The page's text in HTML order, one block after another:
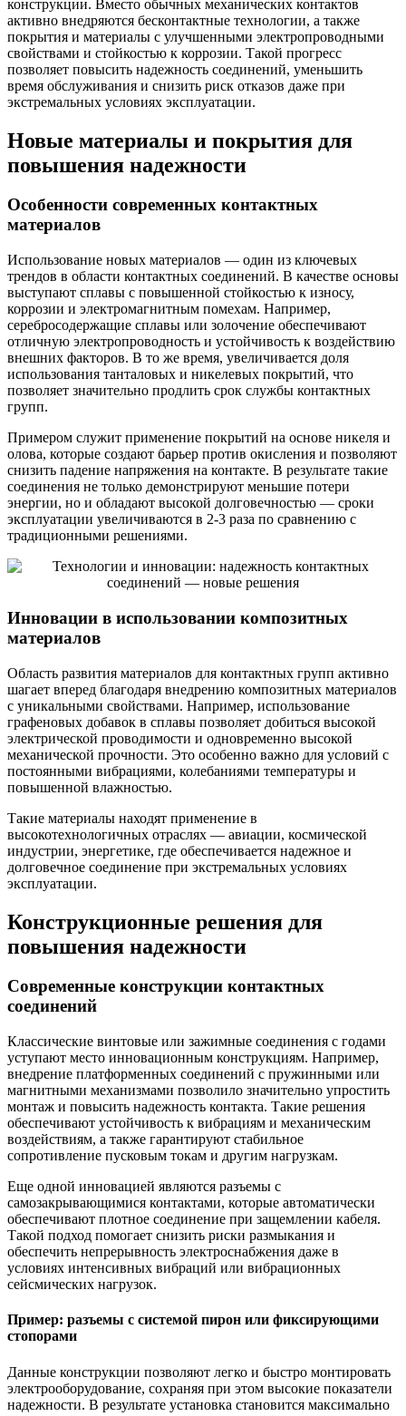
конструкции. Вместо обычных механических контактов
активно внедряются бесконтактные технологии, а также
покрытия и материалы с улучшенными электропроводными
свойствами и стойкостью к коррозии. Такой прогресс
позволяет повысить надежность соединений, уменьшить
время обслуживания и снизить риск отказов даже при
экстремальных условиях эксплуатации.
Новые материалы и покрытия для
повышения надежности
Особенности современных контактных
материалов
Использование новых материалов — один из ключевых
трендов в области контактных соединений. В качестве основы
выступают сплавы с повышенной стойкостью к износу,
коррозии и электромагнитным помехам. Например,
серебросодержащие сплавы или золочение обеспечивают
отличную электропроводность и устойчивость к воздействию
внешних факторов. В то же время, увеличивается доля
использования танталовых и никелевых покрытий, что
позволяет значительно продлить срок службы контактных
групп.
Примером служит применение покрытий на основе никеля и
олова, которые создают барьер против окисления и позволяют
снизить падение напряжения на контакте. В результате такие
соединения не только демонстрируют меньшие потери
энергии, но и обладают высокой долговечностью — сроки
эксплуатации увеличиваются в 2-3 раза по сравнению с
традиционными решениями.
Инновации в использовании композитных
материалов
Область развития материалов для контактных групп активно
шагает вперед благодаря внедрению композитных материалов
с уникальными свойствами. Например, использование
графеновых добавок в сплавы позволяет добиться высокой
электрической проводимости и одновременно высокой
механической прочности. Это особенно важно для условий с
постоянными вибрациями, колебаниями температуры и
повышенной влажностью.
Такие материалы находят применение в
высокотехнологичных отраслях — авиации, космической
индустрии, энергетике, где обеспечивается надежное и
долговечное соединение при экстремальных условиях
эксплуатации.
Конструкционные решения для
повышения надежности
Современные конструкции контактных
соединений
Классические винтовые или зажимные соединения с годами
уступают место инновационным конструкциям. Например,
внедрение платформенных соединений с пружинными или
магнитными механизмами позволило значительно упростить
монтаж и повысить надежность контакта. Такие решения
обеспечивают устойчивость к вибрациям и механическим
воздействиям, а также гарантируют стабильное
сопротивление пусковым токам и другим нагрузкам.
Еще одной инновацией являются разъемы с
самозакрывающимися контактами, которые автоматически
обеспечивают плотное соединение при защемлении кабеля.
Такой подход помогает снизить риски размыкания и
обеспечить непрерывность электроснабжения даже в
условиях интенсивных вибраций или вибрационных
сейсмических нагрузок.
Пример: разъемы с системой пирон или фиксирующими
стопорами
Данные конструкции позволяют легко и быстро монтировать
электрооборудование, сохраняя при этом высокие показатели
надежности. В результате установка становится максимально